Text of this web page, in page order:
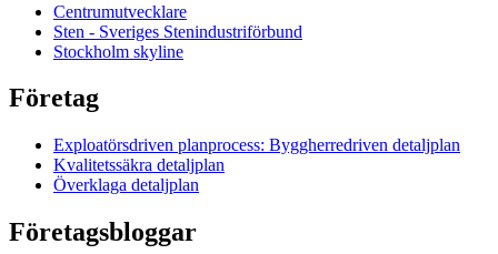
Centrumutvecklare
Sten - Sveriges Stenindustriförbund
Stockholm skyline
Företag
Exploatörsdriven planprocess: Byggherredriven detaljplan
Kvalitetssäkra detaljplan
Överklaga detaljplan
Företagsbloggar